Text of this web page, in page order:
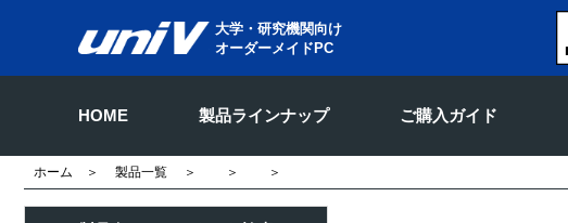
大学・研究機関向け
オーダーメイドPC
HOME 製品ラインナップ ご購入ガイド
ホーム ＞ 製品一覧 ＞ ＞ ＞